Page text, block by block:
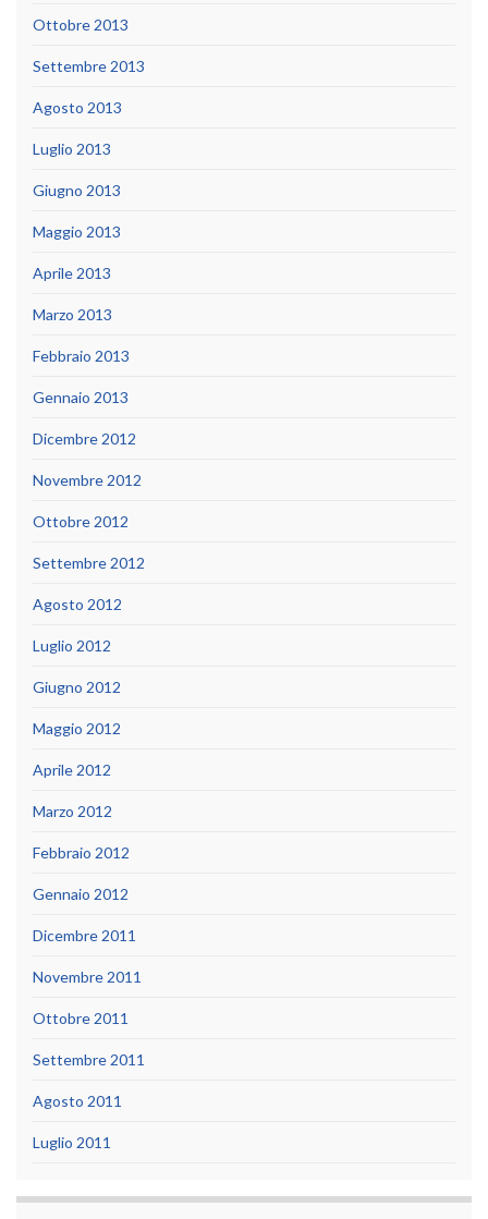
Ottobre 2013
Settembre 2013
Agosto 2013
Luglio 2013
Giugno 2013
Maggio 2013
Aprile 2013
Marzo 2013
Febbraio 2013
Gennaio 2013
Dicembre 2012
Novembre 2012
Ottobre 2012
Settembre 2012
Agosto 2012
Luglio 2012
Giugno 2012
Maggio 2012
Aprile 2012
Marzo 2012
Febbraio 2012
Gennaio 2012
Dicembre 2011
Novembre 2011
Ottobre 2011
Settembre 2011
Agosto 2011
Luglio 2011